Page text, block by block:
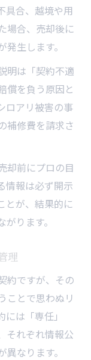
具合、越境や用
場合、売却後に
生します。
明は「契約不適
償を負う原因と
ロアリ被害の事
補修費を請求さ
却前にプロの目
情報は必ず開示
とが、結果的に
ります。
理
約ですが、その
ことで思わぬリ
は「専任」
それぞれ情報公
なります。